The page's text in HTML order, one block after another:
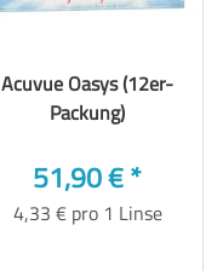
Acuvue Oasys (12er-
Packung)
51,90 €*
4,33 € pro 1 Linse